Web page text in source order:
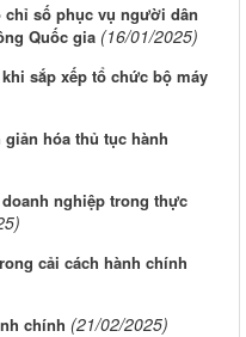
chỉ số phục vụ người dân
Quốc gia (16/01/2025)
sắp xếp tổ chức bộ máy
hóa thủ tục hành
nghiệp trong thực
cải cách hành chính
chính (21/02/2025)